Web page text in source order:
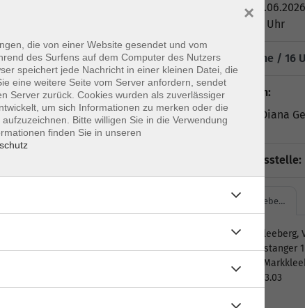
Ort / Raum
Mi. 17.06.2026
09:00 Uhr
12 Termine / 16
Dozent*in:
Claudia Diana
Geschäftsstelle:
Markkleebe…
Markkleeberg,
Am Festanger 1
04416
Raum 3.03
die von einer Website gesendet und vom
des Surfens auf dem Computer des Nutzers
speichert jede Nachricht in einer kleinen Datei, die
eine weitere Seite vom Server anfordern, sendet
Server zurück. Cookies wurden als zuverlässiger
um sich Informationen zu merken oder die
Bitte willigen Sie in die Verwendung
finden Sie in unseren
×